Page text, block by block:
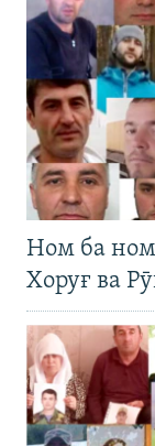
Ном ба
Хоруғ ва